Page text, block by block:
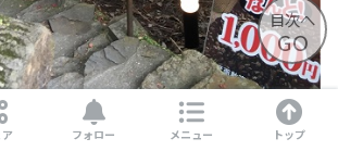
目次へ
GO
フォロー メニュー トップ